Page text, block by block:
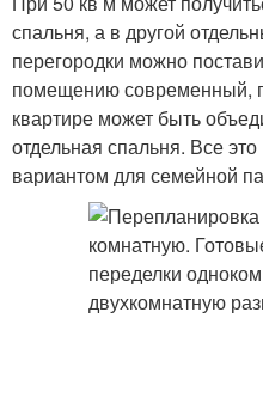
спальня, а в другой
перегородки можно
помещению современный,
квартире может быть
отдельная спальня. Все
вариантом для семейной